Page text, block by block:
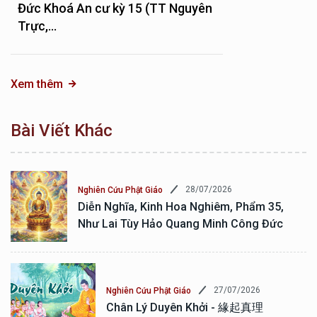
Đức Khoá An cư kỳ 15 (TT Nguyên
Trực,...
Xem thêm
Bài Viết Khác
Nghiên Cứu Phật Giáo 28/07/2026
Diễn Nghĩa, Kinh Hoa Nghiêm, Phẩm 35,
Như Lai Tùy Hảo Quang Minh Công Đức
Nghiên Cứu Phật Giáo 27/07/2026
Chân Lý Duyên Khởi - 緣起真理